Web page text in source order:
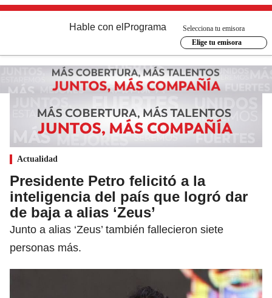
Hable con el Programa
Selecciona tu emisora
Elige tu emisora
Actualidad
Presidente Petro felicitó a la
inteligencia del país que logró dar
de baja a alias ‘Zeus’
Junto a alias ‘Zeus’ también fallecieron siete
personas más.